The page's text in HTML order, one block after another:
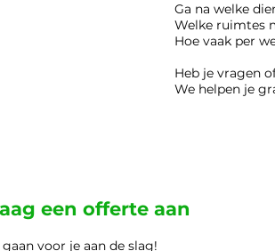
Ga na welke
Welke ruimtes
Hoe vaak per
Heb je vragen
We helpen je
een offerte aan
voor je aan de slag!